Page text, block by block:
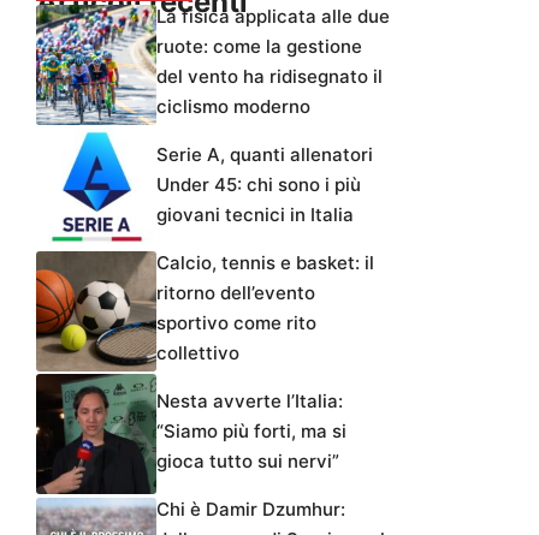
La fisica applicata alle due
ruote: come la gestione
del vento ha ridisegnato il
ciclismo moderno
Serie A, quanti allenatori
Under 45: chi sono i più
giovani tecnici in Italia
Calcio, tennis e basket: il
ritorno dell’evento
sportivo come rito
collettivo
Nesta avverte l’Italia:
“Siamo più forti, ma si
gioca tutto sui nervi”
Chi è Damir Dzumhur: